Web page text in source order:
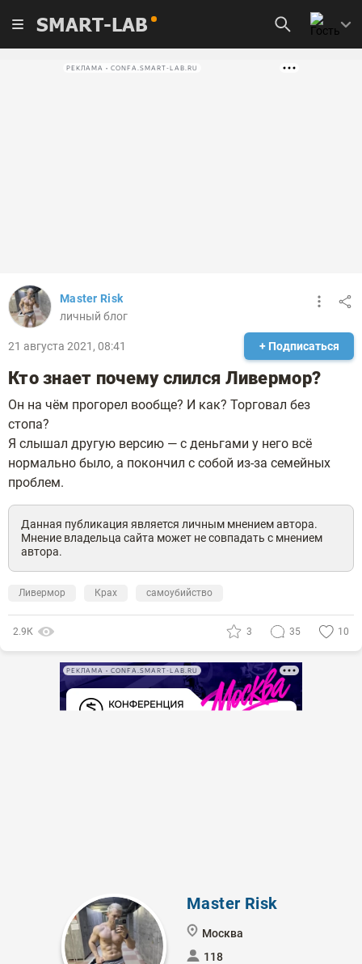
SMART-LAB
РЕКЛАМА • CONFA.SMART-LAB.RU
Master Risk
личный блог
21 августа 2021, 08:41 + Подписаться
Кто знает почему слился Ливермор?
Он на чём прогорел вообще? И как? Торговал без
стопа?
Я слышал другую версию — с деньгами у него всё
нормально было, а покончил с собой из-за семейных
проблем.
Данная публикация является личным мнением автора.
Мнение владельца сайта может не совпадать с мнением
автора.
Ливермор Крах самоубийство
2.9К 3 35 10
РЕКЛАМА • CONFA.SMART-LAB.RU
Master Risk
Москва
118